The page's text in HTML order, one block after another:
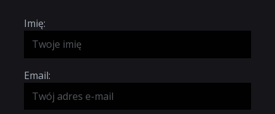
Imię:
Email: